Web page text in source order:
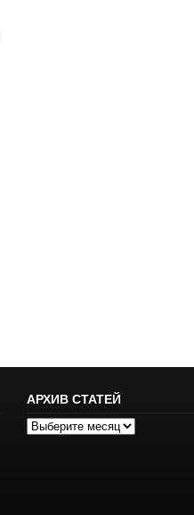
АРХИВ СТАТЕЙ
Архив